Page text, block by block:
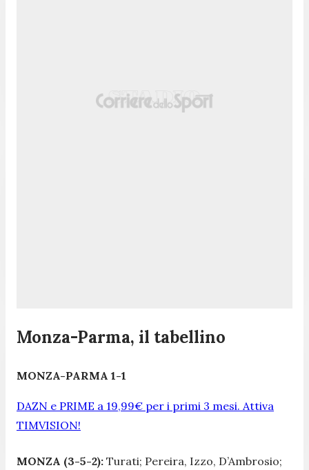
Monza-Parma, il tabellino
MONZA-PARMA 1-1
DAZN e PRIME a 19,99€ per i primi 3 mesi. Attiva
TIMVISION!
MONZA (3-5-2): Turati; Pereira, Izzo, D’Ambrosio;